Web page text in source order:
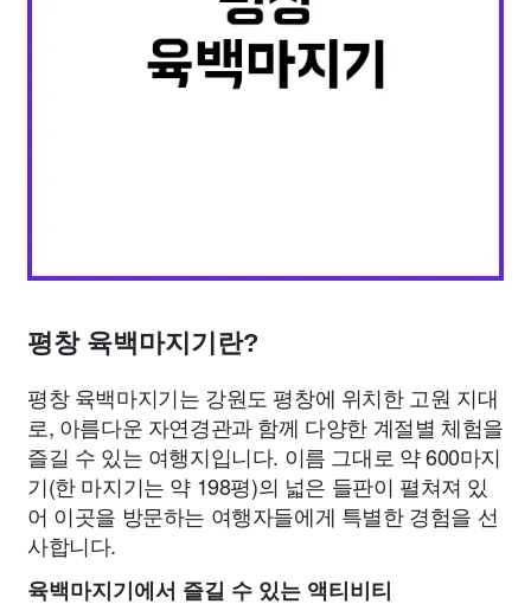
평창 육백마지기란?
평창 육백마지기는 강원도 평창에 위치한 고원 지대
로, 아름다운 자연경관과 함께 다양한 계절별 체험을
즐길 수 있는 여행지입니다. 이름 그대로 약 600마지
기(한 마지기는 약 198평)의 넓은 들판이 펼쳐져 있
어 이곳을 방문하는 여행자들에게 특별한 경험을 선
사합니다.
육백마지기에서 즐길 수 있는 액티비티